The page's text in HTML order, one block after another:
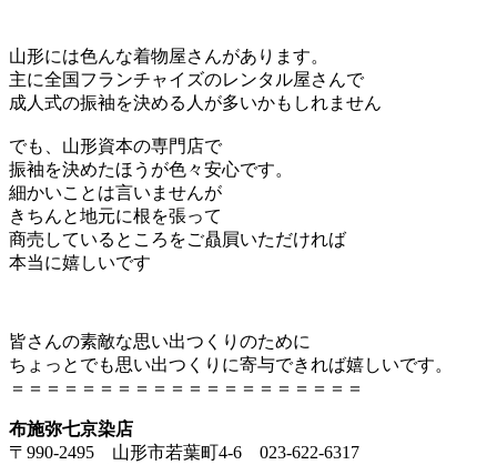
山形には色んな着物屋さんがあります。
主に全国フランチャイズのレンタル屋さんで
成人式の振袖を決める人が多いかもしれません
でも、山形資本の専門店で
振袖を決めたほうが色々安心です。
細かいことは言いませんが
きちんと地元に根を張って
商売しているところをご贔屓いただければ
本当に嬉しいです
皆さんの素敵な思い出つくりのために
ちょっとでも思い出つくりに寄与できれば嬉しいです。
＝＝＝＝＝＝＝＝＝＝＝＝＝＝＝＝＝＝＝＝
布施弥七京染店
〒990-2495 山形市若葉町4-6 023-622-6317